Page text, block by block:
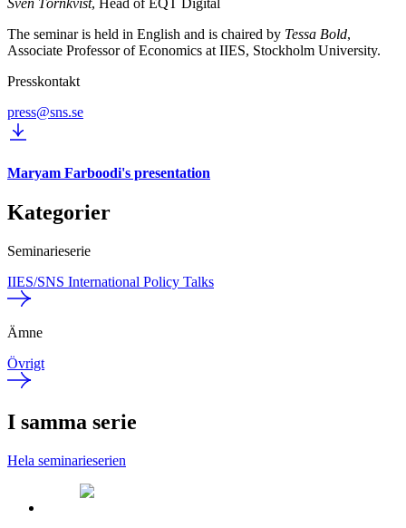
The seminar is held in English and is chaired by Tessa Bold,
Associate Professor of Economics at IIES, Stockholm University.
Presskontakt
press@sns.se
Maryam Farboodi's presentation
Kategorier
Seminarieserie
IIES/SNS International Policy Talks
Ämne
Övrigt
I samma serie
Hela seminarieserien